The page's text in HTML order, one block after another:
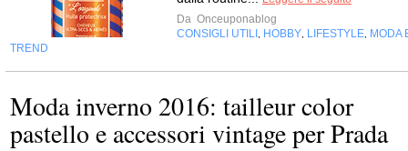
Da Onceuponablog
CONSIGLI UTILI
HOBBY LIFESTYLE MODA
TREND
Moda inverno 2016: tailleur color
pastello e accessori vintage per Prada